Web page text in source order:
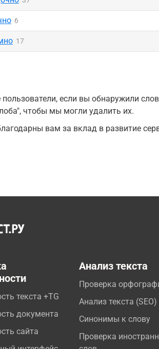
6
17
если вы обнаружили
чтобы мы могли удалить их.
вам за вклад в развитие
текста +TG
документа
сайта
Анализ текста
Проверка
Анализ текста (SEO)
Синонимы к слову
Проверка